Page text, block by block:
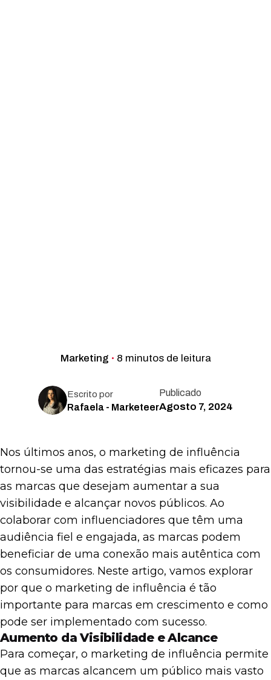
Marketing 8 minutos de leitura
Escrito por
Rafaela - Marketeer
Publicado
Agosto 7, 2024
Nos últimos anos, o marketing de influência
tornou-se uma das estratégias mais eficazes para
as marcas que desejam aumentar a sua
visibilidade e alcançar novos públicos. Ao
colaborar com influenciadores que têm uma
audiência fiel e engajada, as marcas podem
beneficiar de uma conexão mais autêntica com
os consumidores. Neste artigo, vamos explorar
por que o marketing de influência é tão
importante para marcas em crescimento e como
pode ser implementado com sucesso.
Aumento da Visibilidade e Alcance
Para começar, o marketing de influência permite
que as marcas alcancem um público mais vasto